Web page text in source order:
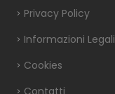
Privacy Policy
Informazioni Legali
Cookies